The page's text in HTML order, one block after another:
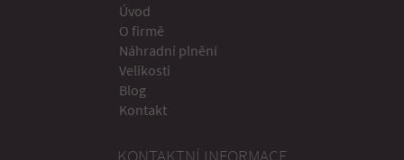
Úvod
O firmě
Náhradní plnění
Velikosti
Blog
Kontakt
KONTAKTNÍ INFORMACE